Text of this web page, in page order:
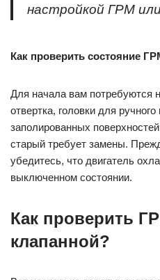
настройкой ГРМ
Как проверить состояние
Для начала вам потребуются
отвертка, головки для
заполированных
старый требует замены.
убедитесь, что двигатель
выключенном состоянии.
Как проверить
клапанной?